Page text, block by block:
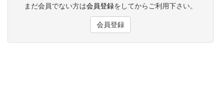
まだ会員でない方は会員登録をしてからご利用下さい。
会員登録